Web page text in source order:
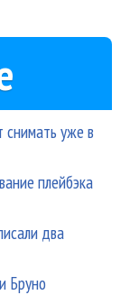
уже в
плейбэка
два
Бруно